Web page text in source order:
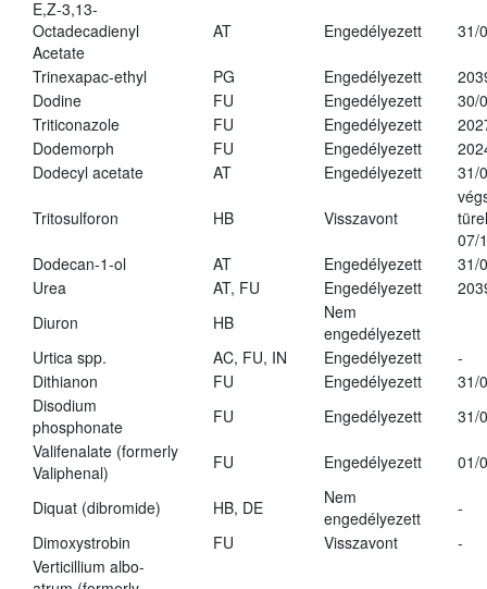
E,Z-3,13-
Octadecadienyl
Acetate
AT Engedélyezett 31/
Trinexapac-ethyl PG Engedélyezett
Dodine
FU Engedélyezett
30/
Triticonazole
FU Engedélyezett
Dodemorph
FU Engedélyezett
Dodecyl acetate
AT Engedélyezett 31/
Tritosulforon HB Visszavont
07/
Dodecan-1-ol
AT Engedélyezett
31/
Urea
AT, FU Engedélyezett
Diuron
HB
Nem
engedélyezett
Urtica spp.
AC, FU, IN Engedélyezett
-
Dithianon
FU Engedélyezett
31/
Disodium
phosphonate
FU Engedélyezett
31/
Valifenalate (formerly
Valiphenal)
FU Engedélyezett 01/
Diquat (dibromide) HB, DE
Nem
engedélyezett
-
Dimoxystrobin
FU Visszavont
-
Verticillium albo-